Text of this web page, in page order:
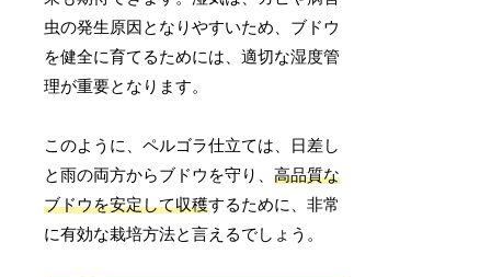
虫の発生原因となりやすいため、ブドウ
を健全に育てるためには、適切な湿度管
理が重要となります。
このように、ペルゴラ仕立ては、日差し
と雨の両方からブドウを守り、高品質な
ブドウを安定して収穫するために、非常
に有効な栽培方法と言えるでしょう。